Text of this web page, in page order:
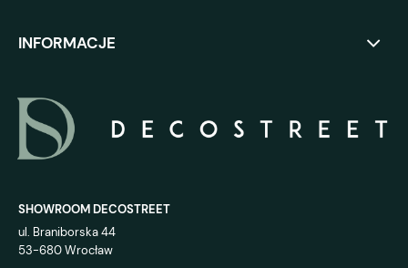
INFORMACJE
SHOWROOM DECOSTREET
ul. Braniborska 44
53-680 Wrocław